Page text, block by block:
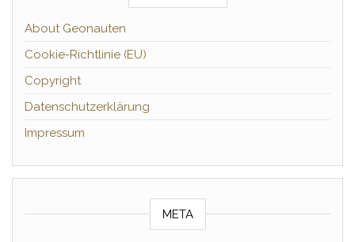
About Geonauten
Cookie-Richtlinie (EU)
Copyright
Datenschutzerklärung
Impressum
META